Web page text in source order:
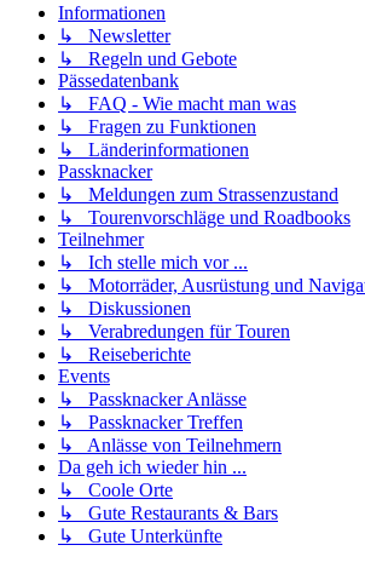
Informationen
↳ Newsletter
↳ Regeln und Gebote
Pässedatenbank
↳ FAQ - Wie macht man was
↳ Fragen zu Funktionen
↳ Länderinformationen
Passknacker
↳ Meldungen zum Strassenzustand
↳ Tourenvorschläge und Roadbooks
Teilnehmer
↳ Ich stelle mich vor ...
↳ Motorräder, Ausrüstung und
↳ Diskussionen
↳ Verabredungen für Touren
↳ Reiseberichte
Events
↳ Passknacker Anlässe
↳ Passknacker Treffen
↳ Anlässe von Teilnehmern
Da geh ich wieder hin ...
↳ Coole Orte
↳ Gute Restaurants & Bars
↳ Gute Unterkünfte